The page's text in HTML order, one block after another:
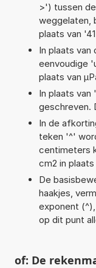
>') tussen
weggelaten,
plaats van
In plaats
eenvoudige
plaats van
In plaats van
geschreven.
In de
teken '^'
centimeters
cm2 in
De
haakjes,
exponent
op dit punt
of: De